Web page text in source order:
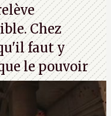
Chez
faut y
le pouvoir